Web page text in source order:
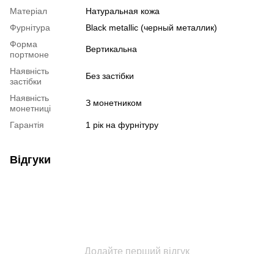
Матеріал
Натуральная кожа
Фурнітура
Black metallic (черный металлик)
Форма
портмоне
Вертикальна
Наявність
застібки
Без застібки
Наявність
монетниці
З монетником
Гарантія 1 рік на фурнітуру
Відгуки
Додайте перший відгук